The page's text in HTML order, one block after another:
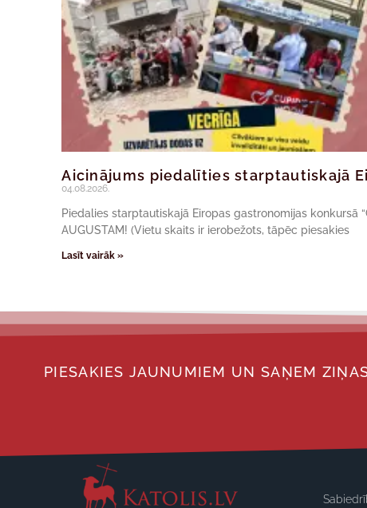
Aicinājums piedalīties starptautiskajā
04.08.2026.
Piedalies starptautiskajā Eiropas gastronomijas konkursā
AUGUSTAM! (Vietu skaits ir ierobežots, tāpēc piesakies
Lasīt vairāk »
PIESAKIES JAUNUMIEM UN SAŅEM